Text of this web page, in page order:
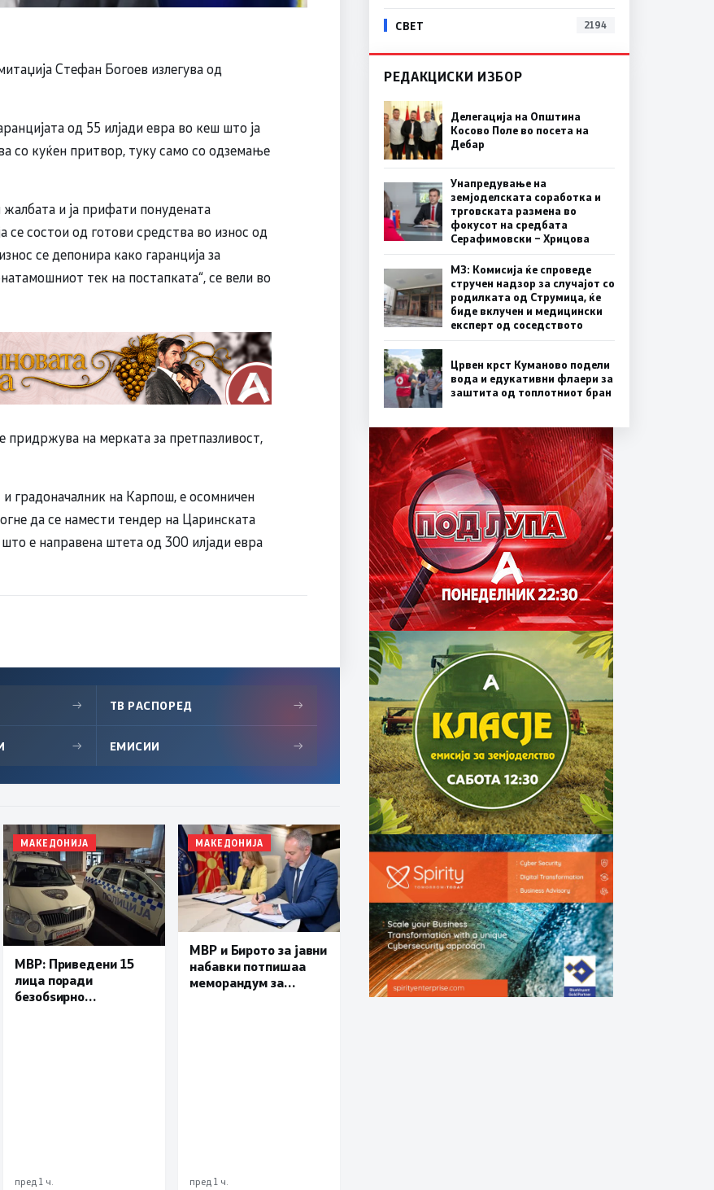
Стефан Богоев излегува од
од 55 илјади евра во кеш што ја
со куќен притвор, туку само со одземање
и ја прифати понудената
се состои од готови средства во износ од
се депонира како гаранција за
тек на постапката“, се вели во
на мерката за претпазливост,
градоначалник на Карпош, е осомничен
да се намести тендер на Царинската
е направена штета од 300 илјади евра
→ ТВ РАСПОРЕД →
→ ЕМИСИИ →
МАКЕДОНИЈА
МВР: Приведени 15
лица поради
безобѕирно
пред 1 ч.
МАКЕДОНИЈА
МВР и Бирото за јавни
набавки потпишаа
меморандум за
пред 1 ч.
СВЕТ 2194
РЕДАКЦИСКИ ИЗБОР
Делегација на Општина
Косово Поле во посета на
Дебар
Унапредување на
земјоделската соработка и
трговската размена во
фокусот на средбата
Серафимовски – Хрицова
МЗ: Комисија ќе спроведе
стручен надзор за случајот со
родилката од Струмица, ќе
биде вклучен и медицински
експерт од соседството
Црвен крст Куманово подели
вода и едукативни флаери за
заштита од топлотниот бран